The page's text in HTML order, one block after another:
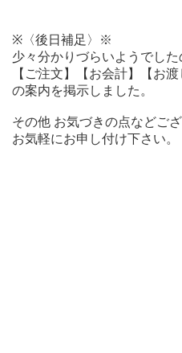
※〈後日補足〉※
少々分かりづらいようでした
【ご注文】【お会計】【お渡
の案内を掲示しました。
その他 お気づきの点などご
お気軽にお申し付け下さい。